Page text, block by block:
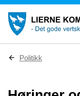
D
h
Politikk